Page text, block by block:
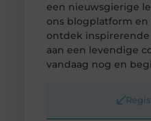
een nieuwsgierige
ons blogplatform
ontdek
aan een levendige
vandaag nog en